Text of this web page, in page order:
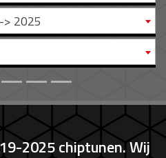
2025
2025 chiptunen. Wij